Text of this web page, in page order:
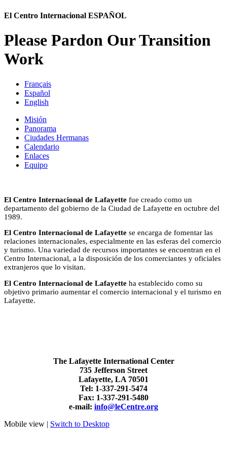
El Centro Internacional ESPAÑOL
Please Pardon Our Transition
Work
Français
Español
English
Misión
Panorama
Ciudades Hermanas
Calendario
Enlaces
Equipo
El Centro Internacional de Lafayette fue creado como un
departamento del gobierno de la Ciudad de Lafayette en octubre del
1989.
El Centro Internacional de Lafayette se encarga de fomentar las
relaciones internacionales, especialmente en las esferas del comercio
y turismo. Una variedad de recursos importantes se encuentran en el
Centro Internacional, a la disposición de los comerciantes y oficiales
extranjeros que lo visitan.
El Centro Internacional de Lafayette ha establecido como su
objetivo primario aumentar el comercio internacional y el turismo en
Lafayette.
The Lafayette International Center
735 Jefferson Street
Lafayette, LA 70501
Tel: 1-337-291-5474
Fax: 1-337-291-5480
e-mail: info@leCentre.org
Mobile view | Switch to Desktop